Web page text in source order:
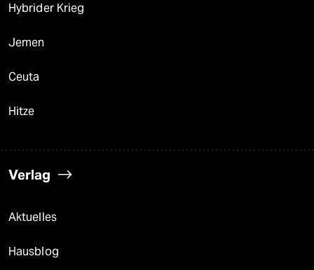
Hybrider Krieg
Jemen
Ceuta
Hitze
Verlag
Aktuelles
Hausblog